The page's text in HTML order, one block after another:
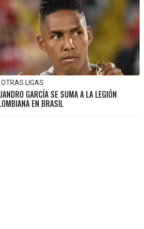
OTRAS LIGAS
GARCÍA SE SUMA A LA LEGIÓN
EN BRASIL